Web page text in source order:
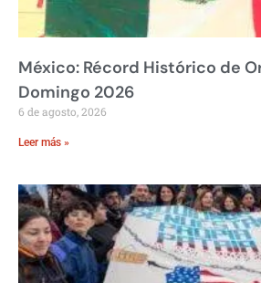
México: Récord Histórico de
Domingo 2026
6 de agosto, 2026
Leer más »